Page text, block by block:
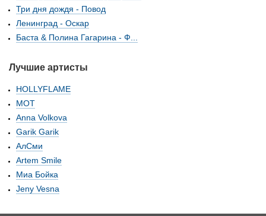
Три дня дождя - Повод
Ленинград - Оскар
Баста & Полина Гагарина - Ф...
Лучшие артисты
HOLLYFLAME
МОТ
Anna Volkova
Garik Garik
АлСми
Artem Smile
Миа Бойка
Jeny Vesna